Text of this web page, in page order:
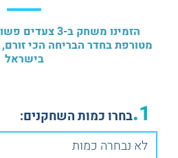
הזמינו משחק ב-
מטורפת בחדר הבריחה הכי זורם,
בישראל
1. בחרו כמות השחקנים:
לא נבחרה כמות